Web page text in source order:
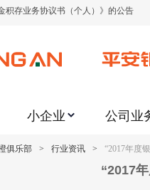
人客户贵金属交易协议书》的公告
级更新的通知
所代理业务调整合约保证金比例和涨
小企业 公司业
俱乐部 > 行业资讯 > “2017年度
“2017